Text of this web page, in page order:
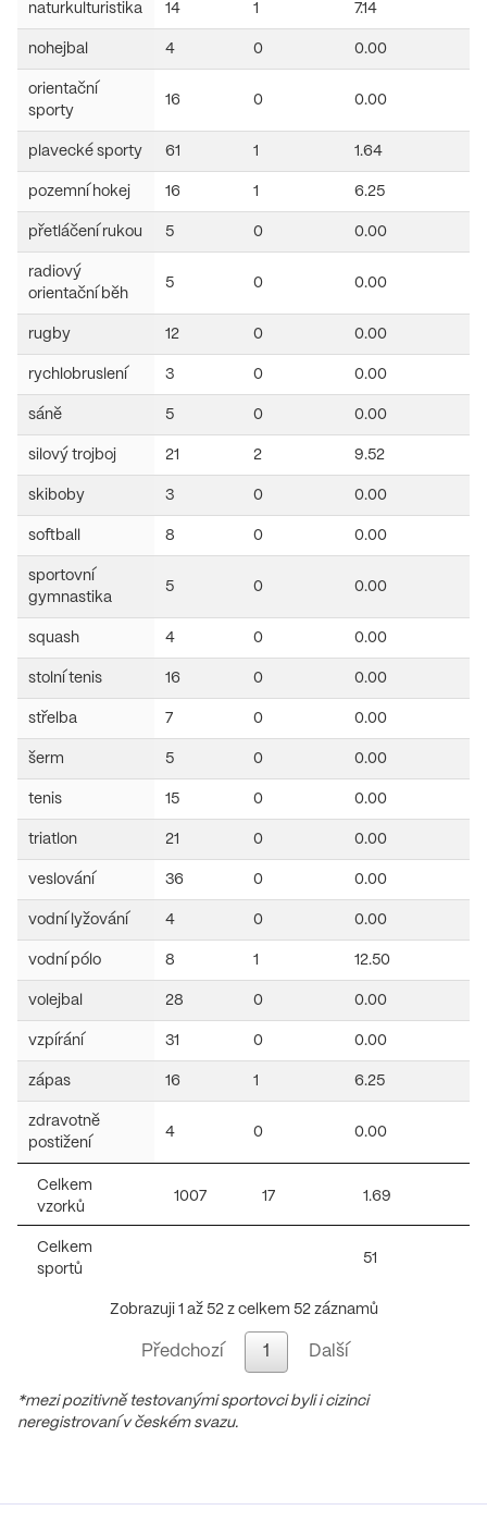
naturkulturistika 14 1 7.14
nohejbal 4 0 0.00
orientační
sporty
16 0 0.00
plavecké sporty 61 1 1.64
pozemní hokej 16 1 6.25
přetláčení rukou 5 0 0.00
radiový
orientační běh
5 0 0.00
rugby 12 0 0.00
rychlobruslení 3 0 0.00
sáně 5 0 0.00
silový trojboj 21 2 9.52
skiboby 3 0 0.00
softball 8 0 0.00
sportovní
gymnastika
5 0 0.00
squash 4 0 0.00
stolní tenis 16 0 0.00
střelba 7 0 0.00
šerm 5 0 0.00
tenis 15 0 0.00
triatlon 21 0 0.00
veslování 36 0 0.00
vodní lyžování 4 0 0.00
vodní pólo 8 1 12.50
volejbal 28 0 0.00
vzpírání 31 0 0.00
zápas 16 1 6.25
zdravotně
postižení
4 0 0.00
Celkem
vzorků
1007 17 1.69
Celkem
sportů
51
Zobrazuji 1 až 52 z celkem 52 záznamů
Předchozí 1 Další
*mezi pozitivně testovanými sportovci byli i cizinci
neregistrovaní v českém svazu.